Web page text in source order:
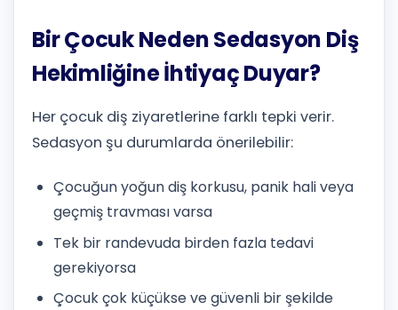
Bir Çocuk Neden Sedasyon Diş
Hekimliğine İhtiyaç Duyar?
Her çocuk diş ziyaretlerine farklı tepki verir.
Sedasyon şu durumlarda önerilebilir:
Çocuğun yoğun diş korkusu, panik hali veya
geçmiş travması varsa
Tek bir randevuda birden fazla tedavi
gerekiyorsa
Çocuk çok küçükse ve güvenli bir şekilde